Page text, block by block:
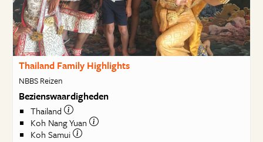
Thailand Family Highlights
NBBS Reizen
Bezienswaardigheden
Thailand
Koh Nang Yuan
Koh Samui